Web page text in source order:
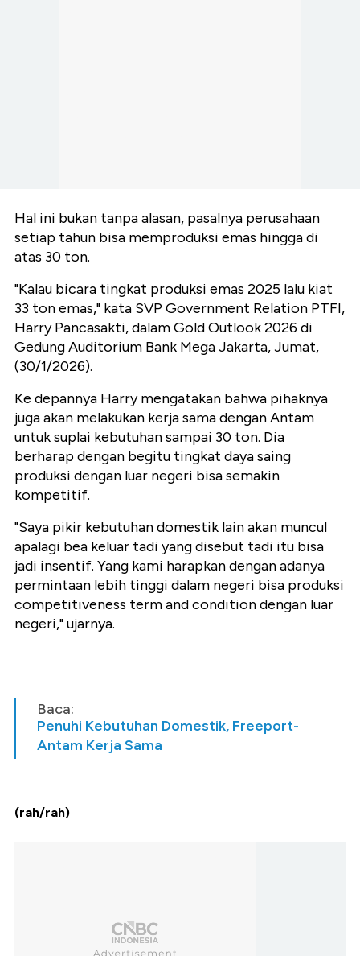
Hal ini bukan tanpa alasan, pasalnya perusahaan
setiap tahun bisa memproduksi emas hingga di
atas 30 ton.
"Kalau bicara tingkat produksi emas 2025 lalu kiat
33 ton emas," kata SVP Government Relation PTFI,
Harry Pancasakti, dalam Gold Outlook 2026 di
Gedung Auditorium Bank Mega Jakarta, Jumat,
(30/1/2026).
Ke depannya Harry mengatakan bahwa pihaknya
juga akan melakukan kerja sama dengan Antam
untuk suplai kebutuhan sampai 30 ton. Dia
berharap dengan begitu tingkat daya saing
produksi dengan luar negeri bisa semakin
kompetitif.
"Saya pikir kebutuhan domestik lain akan muncul
apalagi bea keluar tadi yang disebut tadi itu bisa
jadi insentif. Yang kami harapkan dengan adanya
permintaan lebih tinggi dalam negeri bisa produksi
competitiveness term and condition dengan luar
negeri," ujarnya.
Baca:
Penuhi Kebutuhan Domestik, Freeport-
Antam Kerja Sama
(rah/rah)